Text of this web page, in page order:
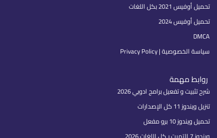
تحميل أوفيس 2021 بكل اللغات
تحميل أوفيس 2024
DMCA
سياسة الخصوصية | Privacy Policy
روابط مهمة
شرح تثبيت و تفعيل برامج ادوبي 2026
تنزيل ويندوز 11 كل الإصدارات
تحميل ويندوز 10 برو مفعل